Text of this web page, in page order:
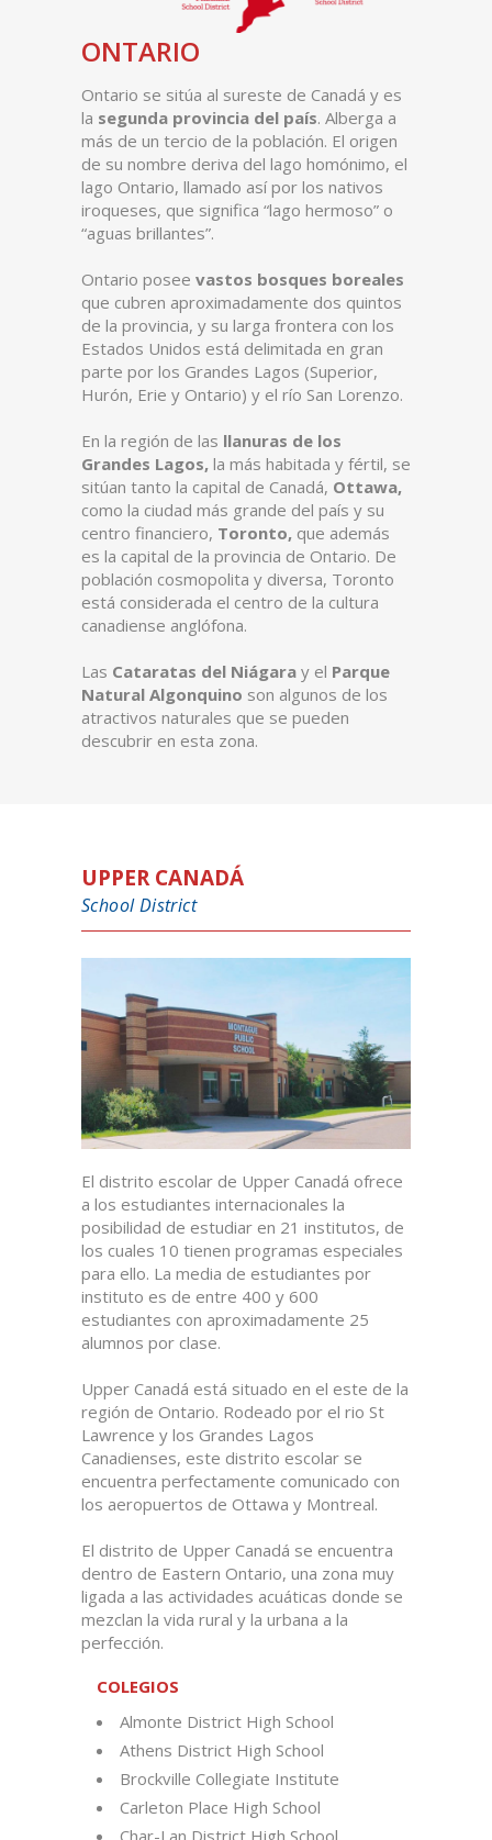
ONTARIO
Ontario se sitúa al sureste de Canadá y es
la segunda provincia del país. Alberga a
más de un tercio de la población. El origen
de su nombre deriva del lago homónimo, el
lago Ontario, llamado así por los nativos
iroqueses, que significa “lago hermoso” o
“aguas brillantes”.
Ontario posee vastos bosques boreales
que cubren aproximadamente dos quintos
de la provincia, y su larga frontera con los
Estados Unidos está delimitada en gran
parte por los Grandes Lagos (Superior,
Hurón, Erie y Ontario) y el río San Lorenzo.
En la región de las llanuras de los
Grandes Lagos, la más habitada y fértil, se
sitúan tanto la capital de Canadá, Ottawa,
como la ciudad más grande del país y su
centro financiero, Toronto, que además
es la capital de la provincia de Ontario. De
población cosmopolita y diversa, Toronto
está considerada el centro de la cultura
canadiense anglófona.
Las Cataratas del Niágara y el Parque
Natural Algonquino son algunos de los
atractivos naturales que se pueden
descubrir en esta zona.
UPPER CANADÁ
School District
El distrito escolar de Upper Canadá ofrece
a los estudiantes internacionales la
posibilidad de estudiar en 21 institutos, de
los cuales 10 tienen programas especiales
para ello. La media de estudiantes por
instituto es de entre 400 y 600
estudiantes con aproximadamente 25
alumnos por clase.
Upper Canadá está situado en el este de la
región de Ontario. Rodeado por el rio St
Lawrence y los Grandes Lagos
Canadienses, este distrito escolar se
encuentra perfectamente comunicado con
los aeropuertos de Ottawa y Montreal.
El distrito de Upper Canadá se encuentra
dentro de Eastern Ontario, una zona muy
ligada a las actividades acuáticas donde se
mezclan la vida rural y la urbana a la
perfección.
COLEGIOS
Almonte District High School
Athens District High School
Brockville Collegiate Institute
Carleton Place High School
Char-Lan District High School